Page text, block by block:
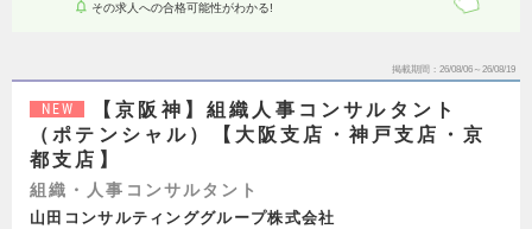
その求人への合格可能性がわかる!
掲載期間 26/08/06～26/08/19
NEW
【京阪神】組織人事コンサルタント
（ポテンシャル）【大阪支店・神戸支店・京
都支店】
組織・人事コンサルタント
山田コンサルティンググループ株式会社